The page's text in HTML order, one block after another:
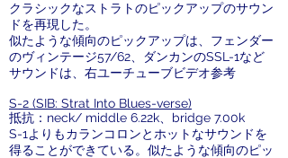
クラシックなストラトのピックアップのサウン
ドを再現した。
似たような傾向のピックアップは、フェンダー
のヴィンテージ57/62、ダンカンのSSL-1など
サウンドは、右ユーチューブビデオ参考
S-2 (SIB: Strat Into Blues-verse)
抵抗：neck/ middle 6.22k、bridge 7.00k
S-1よりもカランコロンとホットなサウンドを
得ることができている。似たような傾向のピッ